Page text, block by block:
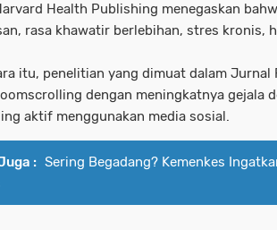
Health Publishing menegaskan
rasa khawatir berlebihan, stres kronis,
itu, penelitian yang dimuat dalam Jurnal
dengan meningkatnya gejala
aktif menggunakan media sosial.
: Sering Begadang? Kemenkes